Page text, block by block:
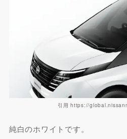
引用 https://
純白のホワイトです。